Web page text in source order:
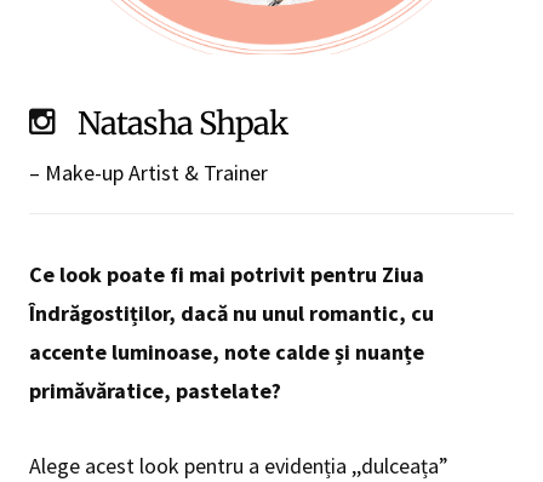
Natasha Shpak
– Make-up Artist & Trainer
Ce look poate fi mai potrivit pentru Ziua
Îndrăgostiților, dacă nu unul romantic, cu
accente luminoase, note calde și nuanțe
primăvăratice, pastelate?
Alege acest look pentru a evidenția ,,dulceața”